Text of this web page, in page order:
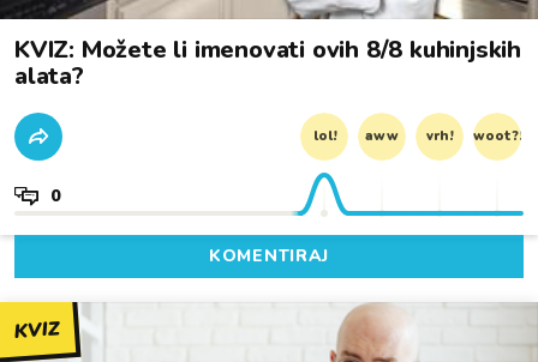
KVIZ: Možete li imenovati ovih 8/8 kuhinjskih
alata?
lol! aww vrh! woot?!
0
KOMENTIRAJ
KVIZ